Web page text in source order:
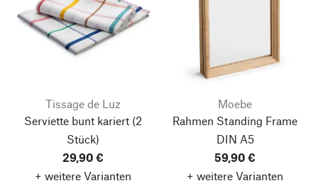
Tissage de Luz
Serviette bunt kariert (2
Stück)
29,90 €
+ weitere Varianten
Moebe
Rahmen Standing Frame
DIN A5
59,90 €
+ weitere Varianten